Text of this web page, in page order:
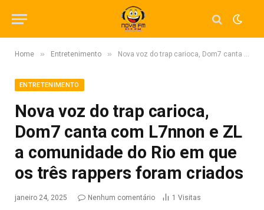
Home » Entretenimento » Nova voz do trap carioca, Dom7 canta com L7nnon e ZL a comunidade do Rio em que os três rappers foram criados
ENTRETENIMENTO
Nova voz do trap carioca,
Dom7 canta com L7nnon e ZL
a comunidade do Rio em que
os três rappers foram criados
janeiro 24, 2025 Nenhum comentário 1 Visitas